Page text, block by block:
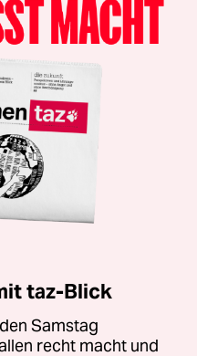
taz-Blick
Samstag
recht macht und